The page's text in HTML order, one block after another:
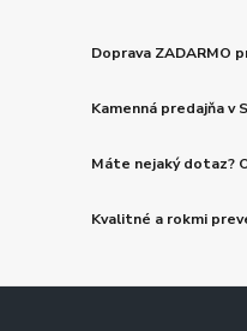
Doprava ZADARMO
Kamenná predajňa v
Máte nejaký dotaz?
Kvalitné a rokmi